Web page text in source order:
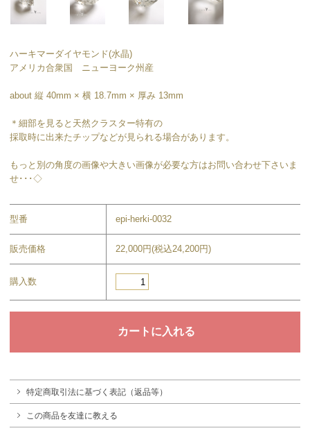
ハーキマーダイヤモンド(水晶)
アメリカ合衆国 ニューヨーク州産
about 縦 40mm × 横 18.7mm × 厚み 13mm
＊細部を見ると天然クラスター特有の
採取時に出来たチップなどが見られる場合があります。
もっと別の角度の画像や大きい画像が必要な方はお問い合わせ下さいま
せ･･･◇
型番 epi-herki-0032
販売価格 22,000円(税込24,200円)
購入数
特定商取引法に基づく表記（返品等）
この商品を友達に教える